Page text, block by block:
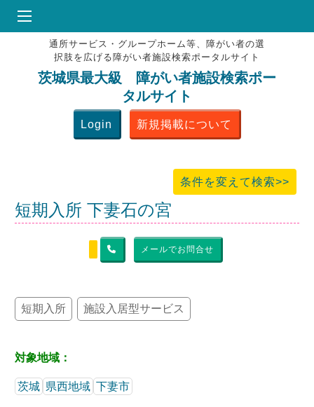
HOME
♥お気にりブックマーク
掲載会員MENU
よくある質問
通所サービス・グループホーム等、障がい者の選
択肢を広げる障がい者施設検索ポータルサイト
茨城県最大級 障がい者施設検索ポー
タルサイト
Login 新規掲載について
条件を変えて検索>>
短期入所 下妻石の宮
メールでお問合せ
短期入所 施設入居型サービス
対象地域：
茨城 県西地域 下妻市